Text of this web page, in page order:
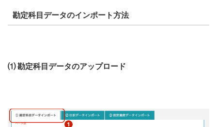
勘定科目データのインポート方法
⑴ 勘定科目データのアップロード